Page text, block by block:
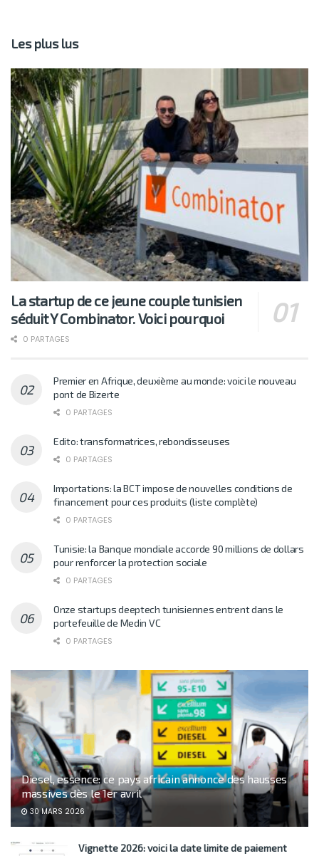
Les plus lus
La startup de ce jeune couple tunisien
séduit Y Combinator. Voici pourquoi
0 PARTAGES
Premier en Afrique, deuxième au monde: voici le nouveau
pont de Bizerte
0 PARTAGES
Edito: transformatrices, rebondisseuses
0 PARTAGES
Importations: la BCT impose de nouvelles conditions de
financement pour ces produits (liste complète)
0 PARTAGES
Tunisie: la Banque mondiale accorde 90 millions de dollars
pour renforcer la protection sociale
0 PARTAGES
Onze startups deeptech tunisiennes entrent dans le
portefeuille de Medin VC
0 PARTAGES
Diesel, essence: ce pays africain annonce des hausses
massives dès le 1er avril
30 MARS 2026
Vignette 2026: voici la date limite de paiement